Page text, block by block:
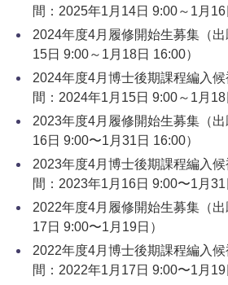
間：2025年1月14日 9:00～1月16
2024年度4月履修開始生募集（
15日 9:00～1月18日 16:00）
2024年度4月博士後期課程編入
間：2024年1月15日 9:00～1月18
2023年度4月履修開始生募集（
16日 9:00〜1月31日 16:00）
2023年度4月博士後期課程編入
間：2023年1月16日 9:00〜1月31
2022年度4月履修開始生募集（
17日 9:00〜1月19日）
2022年度4月博士後期課程編入
間：2022年1月17日 9:00〜1月19